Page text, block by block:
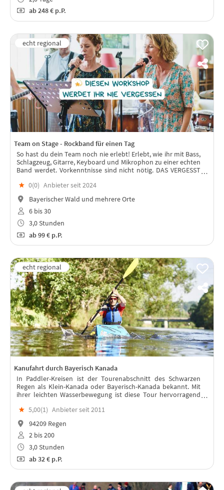
ab248 € p.P.
Team on Stage - Rockband für einen Tag
So hast du dein Team noch nie erlebt! Erlebt, wie ihr mit Bass,
Schlagzeug, Gitarre, Keyboard und Mikrophon zu einer echten
Band werdet. Vorkenntnisse sind nicht nötig. DAS VERGESST
★ 0(0) Anbieter seit 2024
Bayerischer Wald und mehrere Orte
6 bis 30
3,0 Stunden
ab99 € p.P.
Kanufahrt durch Bayerisch Kanada
In Paddler-Kreisen ist der Tourenabschnitt des Schwarzen
Regen als Klein-Kanada oder Bayerisch-Kanada bekannt. Mit
ihrer leichten Wasserbewegung ist diese Tour hervorragend
★ 5,00(1) Anbieter seit 2011
94209 Regen
2 bis 200
3,0 Stunden
ab32 € p.P.